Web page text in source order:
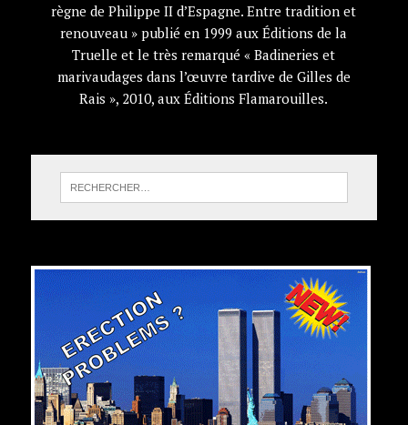
règne de Philippe II d’Espagne. Entre tradition et
renouveau » publié en 1999 aux Éditions de la
Truelle et le très remarqué « Badineries et
marivaudages dans l’œuvre tardive de Gilles de
Rais », 2010, aux Éditions Flamarouilles.